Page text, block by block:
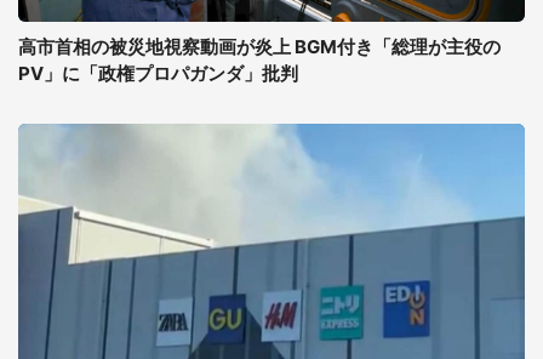
高市首相の被災地視察動画が炎上 BGM付き「総理が主役の
PV」に「政権プロパガンダ」批判